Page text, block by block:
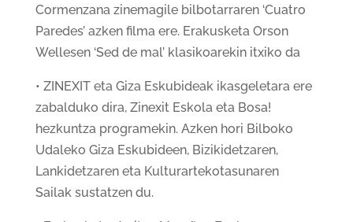
Cormenzana zinemagile bilbotarraren ‘Cuatro
Paredes’ azken filma ere. Erakusketa Orson
Wellesen ‘Sed de mal’ klasikoarekin itxiko da
• ZINEXIT eta Giza Eskubideak ikasgeletara ere
zabalduko dira, Zinexit Eskola eta Bosa!
hezkuntza programekin. Azken hori Bilboko
Udaleko Giza Eskubideen, Bizikidetzaren,
Lankidetzaren eta Kulturartekotasunaren
Sailak sustatzen du.